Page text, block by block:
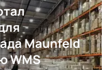
Maunfeld
WMS